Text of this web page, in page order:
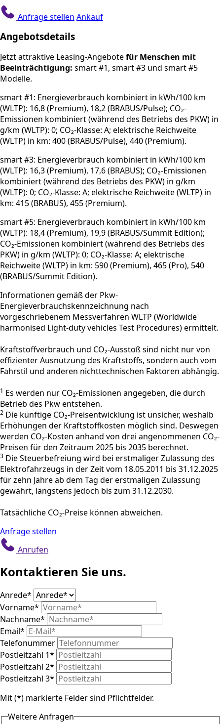
Anfrage stellen Ankauf
Angebotsdetails
Jetzt attraktive Leasing-Angebotefür Menschen mit
Beeinträchtigung: smart #1, smart #3 und smart #5
Modelle.
smart #1: Energieverbrauch kombiniert in kWh/100 km
(WLTP): 16,8 (Premium), 18,2 (BRABUS/Pulse); CO₂-
Emissionen kombiniert (während des Betriebs des PKW) in
g/km (WLTP): 0; CO₂-Klasse: A; elektrische Reichweite
(WLTP) in km: 400 (BRABUS/Pulse), 440 (Premium).
smart #3: Energieverbrauch kombiniert in kWh/100 km
(WLTP): 16,3 (Premium), 17,6 (BRABUS); CO₂-Emissionen
kombiniert (während des Betriebs des PKW) in g/km
(WLTP): 0; CO₂-Klasse: A; elektrische Reichweite (WLTP) in
km: 415 (BRABUS), 455 (Premium).
smart #5: Energieverbrauch kombiniert in kWh/100 km
(WLTP): 18,4 (Premium), 19,9 (BRABUS/Summit Edition);
CO₂-Emissionen kombiniert (während des Betriebs des
PKW) in g/km (WLTP): 0; CO₂-Klasse: A; elektrische
Reichweite (WLTP) in km: 590 (Premium), 465 (Pro), 540
(BRABUS/Summit Edition).
Informationen gemäß der Pkw-
Energieverbrauchskennzeichnung nach
vorgeschriebenem Messverfahren WLTP (Worldwide
harmonised Light-duty vehicles Test Procedures) ermittelt.
Kraftstoffverbrauch und CO₂-Ausstoß sind nicht nur von
effizienter Ausnutzung des Kraftstoffs, sondern auch vom
Fahrstil und anderen nichttechnischen Faktoren abhängig.
1 Es werden nur CO₂-Emissionen angegeben, die durch
Betrieb des Pkw entstehen.
2 Die künftige CO₂-Preisentwicklung ist unsicher, weshalb
Erhöhungen der Kraftstoffkosten möglich sind. Deswegen
werden CO₂-Kosten anhand von drei angenommenen CO₂-
Preisen für den Zeitraum 2025 bis 2035 berechnet.
3 Die Steuerbefreiung wird bei erstmaliger Zulassung des
Elektrofahrzeugs in der Zeit vom 18.05.2011 bis 31.12.2025
für zehn Jahre ab dem Tag der erstmaligen Zulassung
gewährt, längstens jedoch bis zum 31.12.2030.
Tatsächliche CO₂-Preise können abweichen.
Anfrage stellen
Anrufen
Kontaktieren Sie uns.
Anrede*
Vorname*
Nachname*
Email*
Telefonummer
Postleitzahl 1*
Postleitzahl 2*
Postleitzahl 3*
Mit (*) markierte Felder sind Pflichtfelder.
Weitere Anfragen